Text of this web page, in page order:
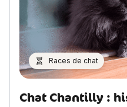
Races de chat
Chat Chantilly :